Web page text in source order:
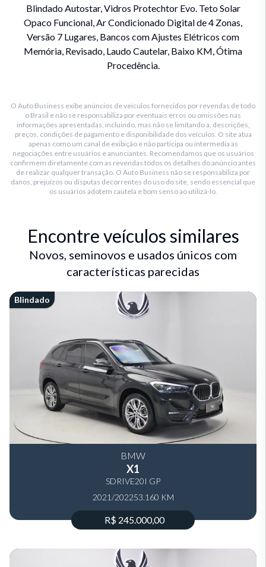
Blindado Autostar, Vidros Protechtor Evo. Teto Solar
Opaco Funcional, Ar Condicionado Digital de 4 Zonas,
Versão 7 Lugares, Bancos com Ajustes Elétricos com
Memória, Revisado, Laudo Cautelar, Baixo KM, Ótima
Procedência.
O Auto Business exibe anúncios de veículos fornecidos por revendas de todo
o Brasil e não se responsabiliza por eventuais erros ou omissões nas
informações apresentadas, incluindo, mas não se limitando a, descrições,
preços, condições de pagamento e disponibilidade dos veículos. O site atua
apenas como um canal de exibição e não participa ou intermedia as
negociações entre usuários e anunciantes. Recomendamos que os usuários
confirmem diretamente com as revendas todos os detalhes do anúncio antes
de realizar qualquer transação. O Auto Business não se responsabiliza por
danos, prejuízos ou disputas decorrentes do uso do site, sendo essencial que
os usuários adotem cautela e bom senso ao utilizá-lo.
Encontre veículos similares
Novos, seminovos e usados únicos com
características parecidas
Blindado
BMW
X1
SDRIVE20I GP
2021/202253.160 KM
R$ 245.000,00